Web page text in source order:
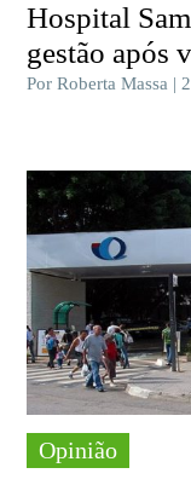
Hospital
gestão após
Por Roberta Massa |
Opinião